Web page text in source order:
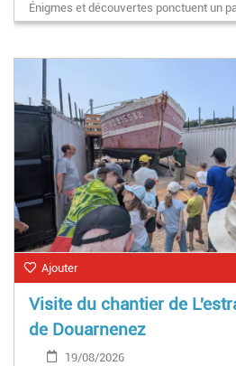
Énigmes et découvertes ponctuent un
Ajouter
Visite du chantier de
de Douarnenez
19/08/2026